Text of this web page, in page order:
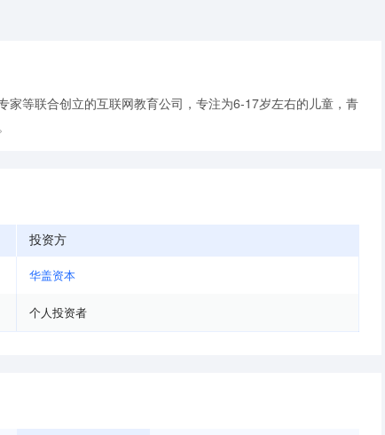
等联合创立的互联网教育公司，专注为6-17岁左右的儿童，青
投资方
华盖资本
个人投资者